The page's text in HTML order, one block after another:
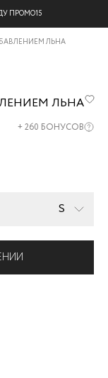
ПРОМО15
ЛЬНА
ЛЬНА
+260 БОНУСОВ
S